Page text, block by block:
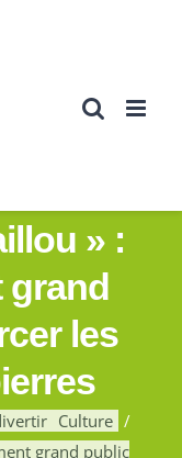
» :
les
Culture
grand public